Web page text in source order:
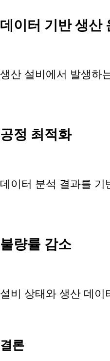
데이터 기반 생산
생산 설비에서 발생하
공정 최적화
데이터 분석 결과를 기
불량률 감소
설비 상태와 생산 데
결론